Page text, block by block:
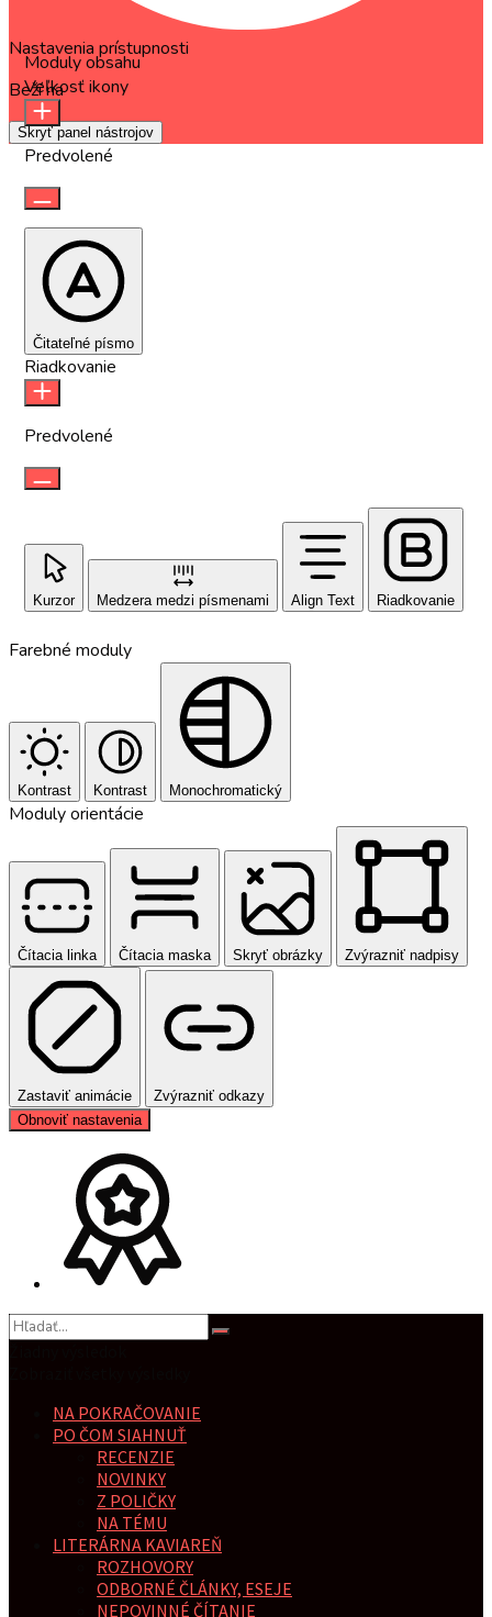
Nastavenia prístupnosti
Beží naOneTap
Skryť panel nástrojov
Moduly obsahu
Veľkosť ikony
Predvolené
Čitateľné písmo
Riadkovanie
Predvolené
Kurzor Medzera medzi písmenami Align Text Riadkovanie
Farebné moduly
Kontrast Kontrast Monochromatický
Moduly orientácie
Čítacia linka Čítacia maska Skryť obrázky Zvýrazniť nadpisy
Zastaviť animácie
Zvýrazniť odkazy
Obnoviť nastavenia
NA POKRAČOVANIE
PO ČOM SIAHNUŤ
RECENZIE
NOVINKY
Z POLIČKY
NA TÉMU
LITERÁRNA KAVIAREŇ
ROZHOVORY
ODBORNÉ ČLÁNKY, ESEJE
NEPOVINNÉ ČÍTANIE